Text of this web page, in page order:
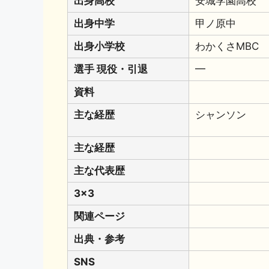
出身中学
甲ノ原中
出身小学校
わかくさMBC
選手 現役・引退
━
資料
主な経歴
シャンソン
主な経歴
主な代表歴
3x3
関連ページ
出典・参考
SNS